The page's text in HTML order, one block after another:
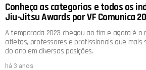
Conheça as categorias e todos os
Jiu-Jitsu Awards por VF Comunica
A temporada 2023 chegou ao fim e agora é o
atletas, professores e profissionais que mais
do ano em diversas posições.
há 3 anos